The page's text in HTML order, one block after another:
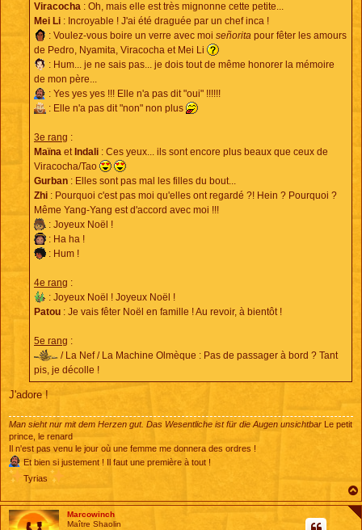
Viracocha : Oh, mais elle est très mignonne cette petite...
Mei Li : Incroyable ! J'ai été draguée par un chef inca !
: Voulez-vous boire un verre avec moi señorita pour fêter les amours
de Pedro, Nyamita, Viracocha et Mei Li
: Hum... je ne sais pas... je dois tout de même honorer la mémoire
de mon père...
: Yes yes yes !!! Elle n'a pas dit "oui" !!!!!!
: Elle n'a pas dit "non" non plus
3e rang :
Maïna et Indali : Ces yeux... ils sont encore plus beaux que ceux de
Viracocha/Tao
Gurban : Elles sont pas mal les filles du bout...
Zhi : Pourquoi c'est pas moi qu'elles ont regardé ?! Hein ? Pourquoi ?
Même Yang-Yang est d'accord avec moi !!!
: Joyeux Noël !
: Ha ha !
: Hum !
4e rang :
: Joyeux Noël ! Joyeux Noël !
Patou : Je vais fêter Noël en famille ! Au revoir, à bientôt !
5e rang :
/ La Nef / La Machine Olmèque : Pas de passager à bord ? Tant
pis, je décolle !
J'adore !
Man sieht nur mit dem Herzen gut. Das Wesentliche ist für die Augen unsichtbar
Le petit
prince, le renard
Il n'est pas venu le jour où une femme me donnera des ordres !
Et bien si justement ! Il faut une première à tout !
Tyrias
Marcowinch
Maître Shaolin